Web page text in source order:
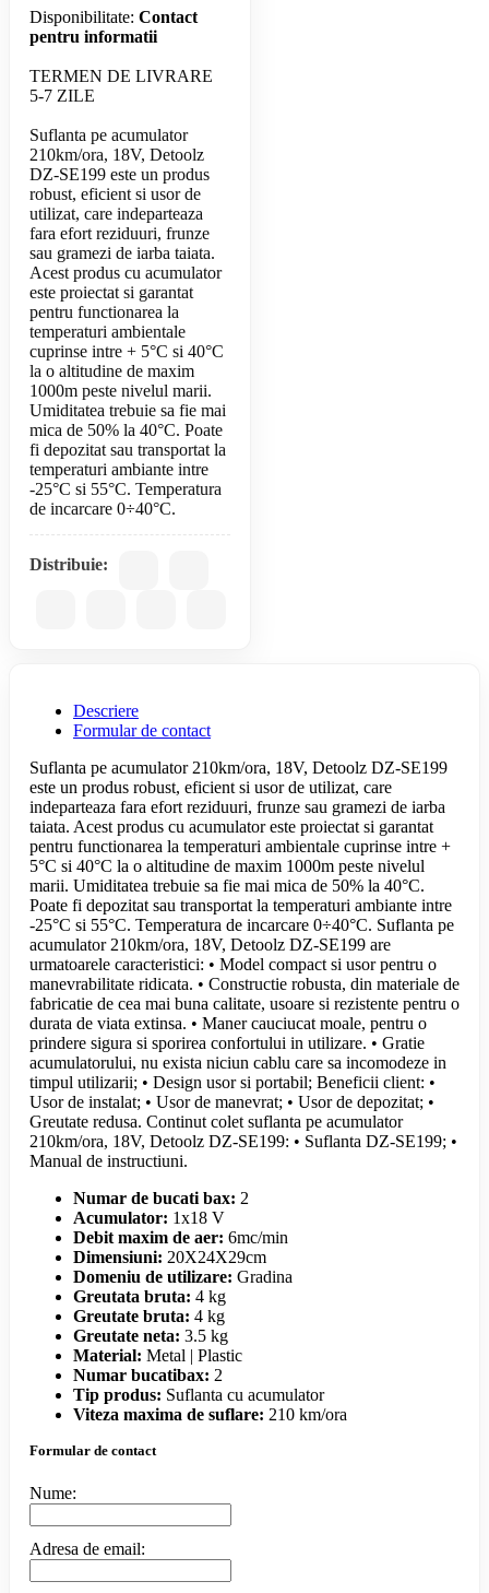
Disponibilitate: Contact
pentru informatii
TERMEN DE LIVRARE
5-7 ZILE
Suflanta pe acumulator
210km/ora, 18V, Detoolz
DZ-SE199 este un produs
robust, eficient si usor de
utilizat, care indeparteaza
fara efort reziduuri, frunze
sau gramezi de iarba taiata.
Acest produs cu acumulator
este proiectat si garantat
pentru functionarea la
temperaturi ambientale
cuprinse intre + 5°C si 40°C
la o altitudine de maxim
1000m peste nivelul marii.
Umiditatea trebuie sa fie mai
mica de 50% la 40°C. Poate
fi depozitat sau transportat la
temperaturi ambiante intre
-25°C si 55°C. Temperatura
Distribuie:
Descriere
Formular de contact
Suflanta pe acumulator 210km/ora, 18V, Detoolz DZ-SE199
este un produs robust, eficient si usor de utilizat, care
indeparteaza fara efort reziduuri, frunze sau gramezi de iarba
taiata. Acest produs cu acumulator este proiectat si garantat
pentru functionarea la temperaturi ambientale cuprinse intre +
5°C si 40°C la o altitudine de maxim 1000m peste nivelul
marii. Umiditatea trebuie sa fie mai mica de 50% la 40°C.
Poate fi depozitat sau transportat la temperaturi ambiante intre
-25°C si 55°C. Temperatura de incarcare 0÷40°C. Suflanta pe
acumulator 210km/ora, 18V, Detoolz DZ-SE199 are
urmatoarele caracteristici: • Model compact si usor pentru o
manevrabilitate ridicata. • Constructie robusta, din materiale de
fabricatie de cea mai buna calitate, usoare si rezistente pentru o
durata de viata extinsa. • Maner cauciucat moale, pentru o
prindere sigura si sporirea confortului in utilizare. • Gratie
acumulatorului, nu exista niciun cablu care sa incomodeze in
timpul utilizarii; • Design usor si portabil; Beneficii client: •
Usor de instalat; • Usor de manevrat; • Usor de depozitat; •
Greutate redusa. Continut colet suflanta pe acumulator
210km/ora, 18V, Detoolz DZ-SE199: • Suflanta DZ-SE199; •
Manual de instructiuni.
Numar de bucati bax: 2
Acumulator: 1x18 V
Debit maxim de aer: 6mc/min
Dimensiuni: 20X24X29cm
Domeniu de utilizare: Gradina
Greutata bruta: 4 kg
Greutate bruta: 4 kg
Greutate neta: 3.5 kg
Material: Metal | Plastic
Numar bucatibax: 2
Tip produs: Suflanta cu acumulator
Viteza maxima de suflare: 210 km/ora
Formular de contact
Nume:
Adresa de email: